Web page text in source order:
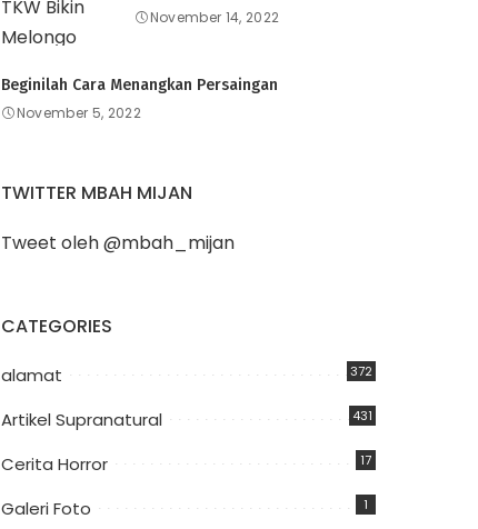
November 14, 2022
Beginilah Cara Menangkan Persaingan
November 5, 2022
TWITTER MBAH MIJAN
Tweet oleh @mbah_mijan
CATEGORIES
alamat 372
Artikel Supranatural 431
Cerita Horror 17
Galeri Foto 1